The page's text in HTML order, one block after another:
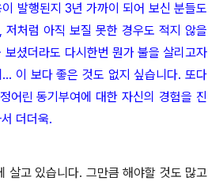
발행된지 3년 가까이 되어 보신 분들도
저처럼 아직 보질 못한 경우도 적지 않을
셨더라도 다시한번 뭔가 불을 살리고자
이 보다 좋은 것도 없지 싶습니다. 또다
어린 동기부여에 대한 자신의 경험을 진
더더욱.
살고 있습니다. 그만큼 해야할 것도 많고